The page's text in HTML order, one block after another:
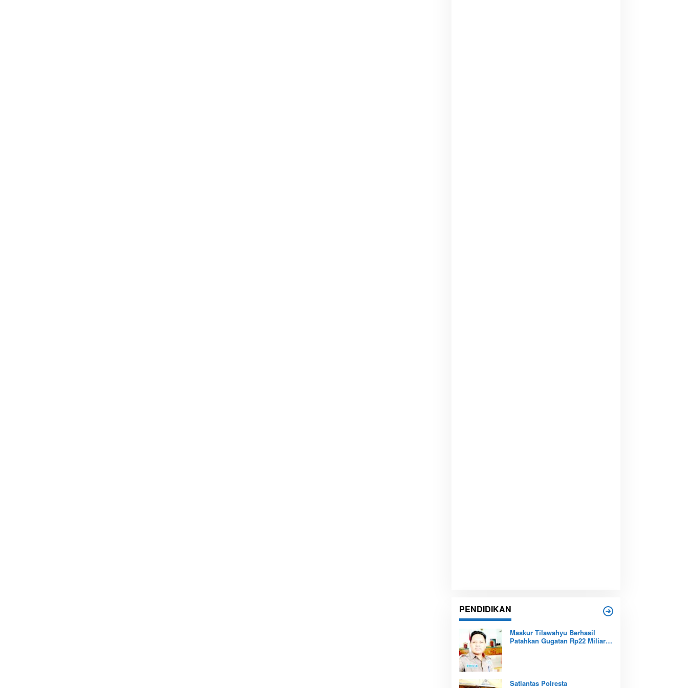
PENDIDIKAN
Maskur Tilawahyu Berhasil
Patahkan Gugatan Rp22 Miliar,
Satlantas Polresta